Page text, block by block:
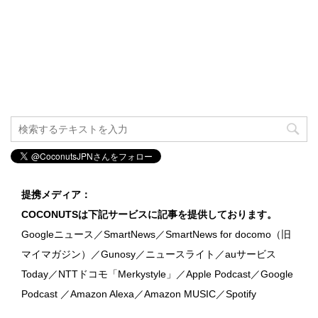
提携メディア：
COCONUTSは下記サービスに記事を提供しております。
Googleニュース／SmartNews／SmartNews for docomo（旧
マイマガジン）／Gunosy／ニュースライト／auサービス
Today／NTTドコモ「Merkystyle」／Apple Podcast／Google
Podcast ／Amazon Alexa／Amazon MUSIC／Spotify